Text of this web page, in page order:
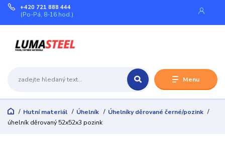
Menu
+420 721 888 444
(Po-Pá, 8-16 hod.)
Hutní materiál Úhelník
Úhelníky děrované černé/pozink
úhelník děrovaný 52x52x3 pozink